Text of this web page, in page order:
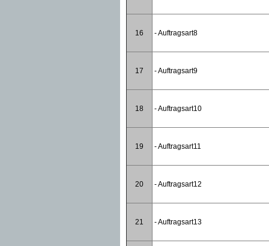
16 - Auftragsart8
17 - Auftragsart9
18 - Auftragsart10
19 - Auftragsart11
20 - Auftragsart12
21 - Auftragsart13